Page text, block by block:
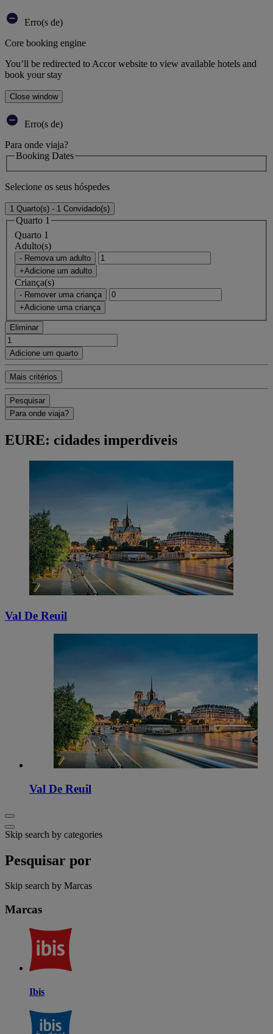
Erro(s de)
Core booking engine
You’ll be redirected to Accor website to view available hotels and
book your stay
Close window
Erro(s de)
Para onde viaja?
Booking Dates
Selecione os seus hóspedes
1 Quarto(s) - 1 Convidado(s)
Quarto 1
Quarto 1
Adulto(s)
- Remova um adulto
+Adicione um adulto
Criança(s)
- Remover uma criança
+Adicione uma criança
Eliminar
Adicione um quarto
Mais critérios
Pesquisar
Para onde viaja?
EURE: cidades imperdíveis
Val De Reuil
Val De Reuil
Skip search by categories
Pesquisar por
Skip search by Marcas
Marcas
Ibis